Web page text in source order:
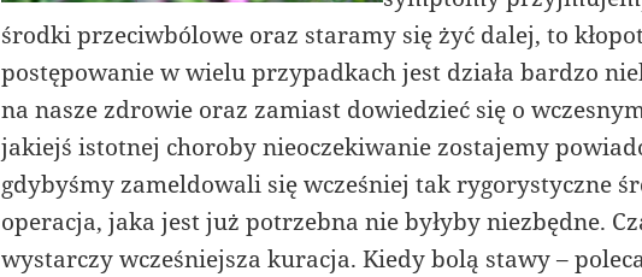
środki przeciwbólowe oraz staramy się żyć dalej, to
postępowanie w wielu przypadkach jest działa bardzo
na nasze zdrowie oraz zamiast dowiedzieć się o
jakiejś istotnej choroby nieoczekiwanie zostajemy
gdybyśmy zameldowali się wcześniej tak rygorystyczne
operacja, jaka jest już potrzebna nie byłyby niezbędne.
wystarczy wcześniejsza kuracja. Kiedy bolą stawy –